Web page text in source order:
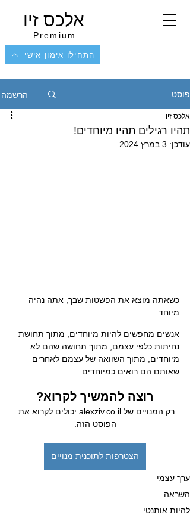
אלכס זיו
Premium
התחילו אימון אישי
פוסט הרשמה
תהיו רגילים תהיו מיוחדים!
אלכס זיו
עודכן: 3 במרץ 2024
כשאתה מוצא את הפשטות שבך, אתה נהיה
מיוחד.
אנשים מחפשים להיות מיוחדים, מתוך תחושת
נחיתות כלפי עצמם, מתוך תחושה שהם לא
מיוחדים, מתוך השוואה של עצמם לאחרים
שאותם הם רואים כמיוחדים.
רוצה להמשיך לקרוא?
רק המנויים של alexziv.co.il יכולים לקרוא את
הפוסט הזה.
הצטרפות לתוכנית מנויים
ערך עצמי
השראה
להיות אותנטי